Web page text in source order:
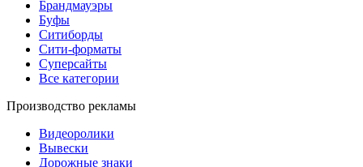
Брандмауэры
Буфы
Ситиборды
Сити-форматы
Суперсайты
Все категории
Производство рекламы
Видеоролики
Вывески
Дорожные знаки